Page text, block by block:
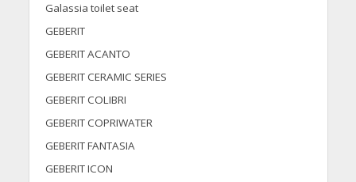
Galassia toilet seat
GEBERIT
GEBERIT ACANTO
GEBERIT CERAMIC SERIES
GEBERIT COLIBRI
GEBERIT COPRIWATER
GEBERIT FANTASIA
GEBERIT ICON